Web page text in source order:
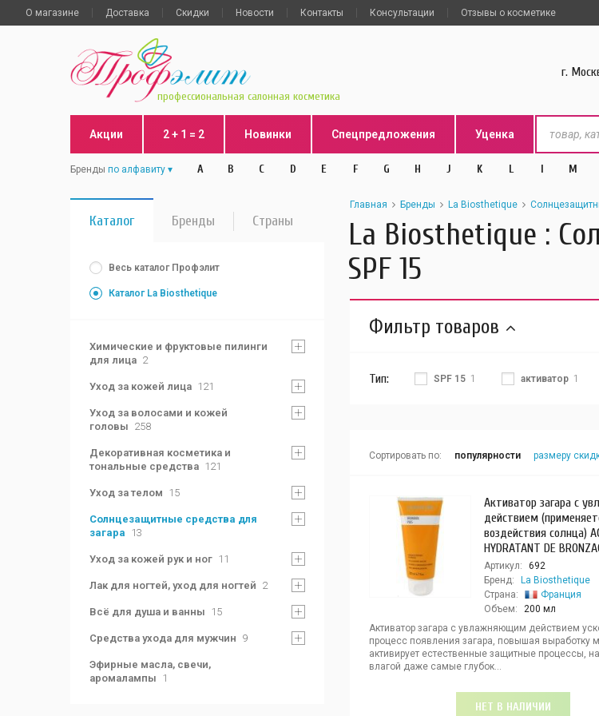
О магазине Доставка Скидки Новости Контакты Консультации Отзывы о косметике
профессиональная салонная косметика
г.
Акции 2 + 1 = 2 Новинки Спецпредложения Уценка
Бренды по алфавиту A B C D E F G H J K L l M
Каталог Бренды Страны
Весь каталог Профэлит
Каталог La Biosthetique
Химические и фруктовые пилинги
для лица 2
Уход за кожей лица 121
Уход за волосами и кожей
головы 258
Декоративная косметика и
тональные средства 121
Уход за телом 15
Солнцезащитные средства для
загара 13
Уход за кожей рук и ног 11
Лак для ногтей, уход для ногтей 2
Всё для душа и ванны 15
Средства ухода для мужчин 9
Эфирные масла, свечи,
аромалампы 1
Главная Бренды La Biosthetique
La Biosthetique :
SPF 15
Фильтр товаров
Тип: SPF 15 1 активатор 1
Сортировать по: популярности размеру
Активатор загара с
действием
воздействия солнца)
HYDRATANT DE
Артикул:
692
Бренд:
La Biosthetique
Страна:
Франция
Объем:
200 мл
Активатор загара с увлажняющим действием
процесс появления загара, повышая выработку
активирует естественные защитные процессы,
влагой даже самые глубок...
НЕТ В НАЛИЧИИ